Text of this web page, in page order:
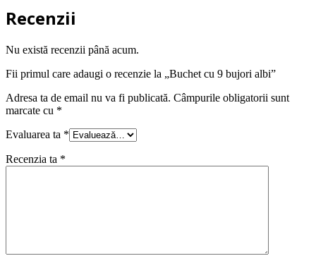
Recenzii
Nu există recenzii până acum.
Fii primul care adaugi o recenzie la „Buchet cu 9 bujori albi”
Adresa ta de email nu va fi publicată. Câmpurile obligatorii sunt
marcate cu *
Evaluarea ta *
Recenzia ta *